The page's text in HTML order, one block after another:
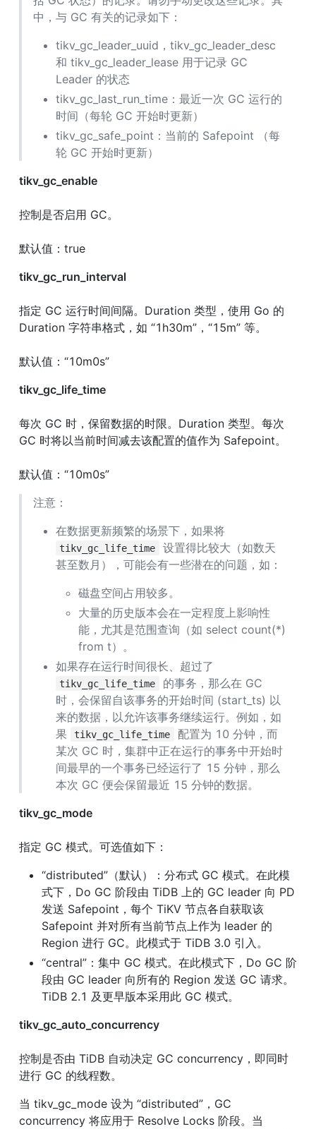
中，与 GC 有关的记录如下：
tikv_gc_leader_uuid，tikv_gc_leader_desc
和 tikv_gc_leader_lease 用于记录 GC
Leader 的状态
tikv_gc_last_run_time：最近一次 GC 运行的
时间（每轮 GC 开始时更新）
tikv_gc_safe_point：当前的 Safepoint （每
轮 GC 开始时更新）
tikv_gc_enable
控制是否启用 GC。
默认值：true
tikv_gc_run_interval
指定 GC 运行时间间隔。Duration 类型，使用 Go 的
Duration 字符串格式，如 “1h30m”，“15m” 等。
默认值：“10m0s”
tikv_gc_life_time
每次 GC 时，保留数据的时限。Duration 类型。每次
GC 时将以当前时间减去该配置的值作为 Safepoint。
默认值：“10m0s”
注意：
tikv_gc_life_time
设置得比较大（如数天
甚至数月），可能会有一些潜在的问题，如：
磁盘空间占用较多。
大量的历史版本会在一定程度上影响性
能，尤其是范围查询（如 select count(*)
from t）。
tikv_gc_life_time
的事务，那么在 GC
时，会保留自该事务的开始时间 (start_ts) 以
来的数据，以允许该事务继续运行。例如，如
果
tikv_gc_life_time
配置为 10 分钟，而
某次 GC 时，集群中正在运行的事务中开始时
间最早的一个事务已经运行了 15 分钟，那么
本次 GC 便会保留最近 15 分钟的数据。
tikv_gc_mode
指定 GC 模式。可选值如下：
“distributed”（默认）：分布式 GC 模式。在此模
式下，Do GC 阶段由 TiDB 上的 GC leader 向 PD
发送 Safepoint，每个 TiKV 节点各自获取该
Safepoint 并对所有当前节点上作为 leader 的
Region 进行 GC。此模式于 TiDB 3.0 引入。
“central”：集中 GC 模式。在此模式下，Do GC 阶
段由 GC leader 向所有的 Region 发送 GC 请求。
TiDB 2.1 及更早版本采用此 GC 模式。
tikv_gc_auto_concurrency
控制是否由 TiDB 自动决定 GC concurrency，即同时
进行 GC 的线程数。
当 tikv_gc_mode 设为 “distributed”，GC
concurrency 将应用于 Resolve Locks 阶段。当